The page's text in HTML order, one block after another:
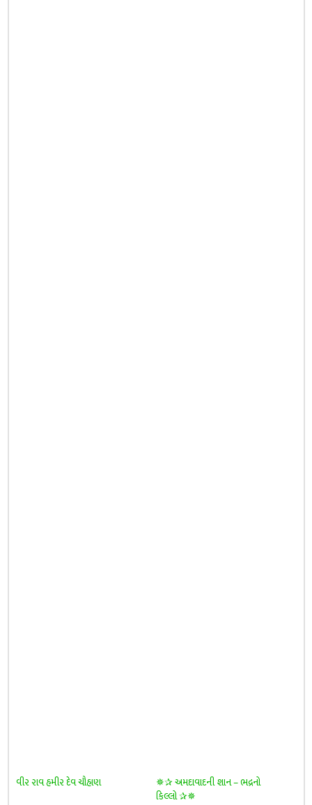
વીર રાવ હમીર દેવ ચૌહાણ
✵✰ અમદાવાદની શાન – ભદ્રનો
કિલ્લો ✰✵